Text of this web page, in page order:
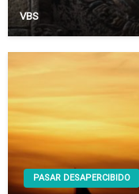
VBS
PASAR DESAPERCIBIDO